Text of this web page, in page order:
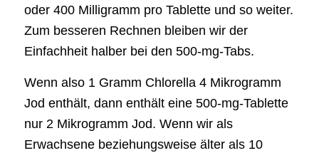
oder 400 Milligramm pro Tablette und so weiter.
Zum besseren Rechnen bleiben wir der
Einfachheit halber bei den 500-mg-Tabs.
Wenn also 1 Gramm Chlorella 4 Mikrogramm
Jod enthält, dann enthält eine 500-mg-Tablette
nur 2 Mikrogramm Jod. Wenn wir als
Erwachsene beziehungsweise älter als 10